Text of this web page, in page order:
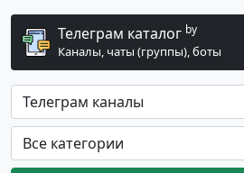
Телеграм каталог by
Каналы, чаты (группы), боты